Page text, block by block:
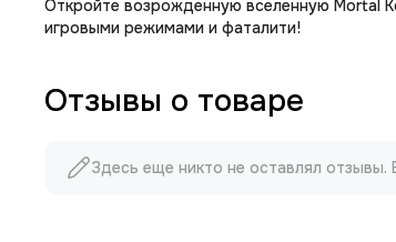
Откройте возрожденную вселенную Mortal
игровыми режимами и фаталити!
Отзывы о товаре
Здесь еще никто не оставлял отзывы.